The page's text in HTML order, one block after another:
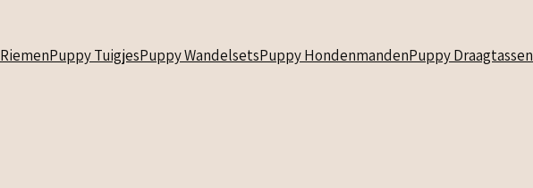
Puppy TuigjesPuppy WandelsetsPuppy HondenmandenPuppy Draagtassen